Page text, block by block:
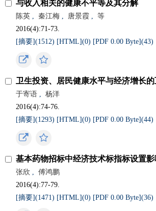
与收入相关的健康不平等及其分解
陈英 , 秦江梅 , 唐景霞 ,
等
2016(4):71-73.
[摘要](1512) [HTML](0) [PDF 0.00 Byte](43)
卫生投资、居民健康水平与经济增长
于寄语 ,
杨洋
2016(4):74-76.
[摘要](1293) [HTML](0) [PDF 0.00 Byte](44)
基本药物招标中经济技术标指标设置
张欣 ,
傅鸿鹏
2016(4):77-79.
[摘要](1471) [HTML](0) [PDF 0.00 Byte](36)